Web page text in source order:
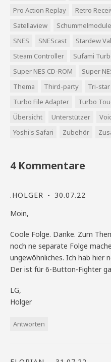
Pro Action Replay
Retro
Satellaview
Schummelmodule
SNES
SNEScast Stardew
Steam Controller
Sufami
Super NES CD-ROM
Super
Thema
Third-party Tri-star
Turbo File Adapter
Turbo
Übersicht
Unterstützer
Yoshi's Safari
Zubehör
4 Kommentare
.HOLGER
30.07.22
Moin,
Coole Folge. Danke. Zum
noch ne separate Folge
ungewöhnliches. Ich hab hier
Der ist für 6-Button-Fighter
LG,
Holger
Antworten